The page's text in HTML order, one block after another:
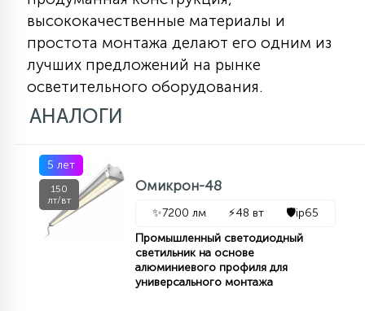
высококачественные материалы и
простота монтажа делают его одним из
лучших предложений на рынке
осветительного оборудования.
АНАЛОГИ
5 лет
150
лт/вт
Омикрон-48
✨7200 лм ⚡48 вт 🛡️ip65
Промышленный светодиодный
светильник на основе
алюминиевого профиля для
универсального монтажа